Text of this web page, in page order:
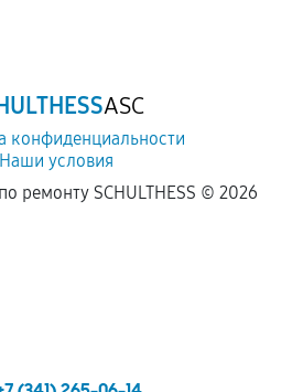
ASC
конфиденциальности
Наши условия
ремонту SCHULTHESS © 2026